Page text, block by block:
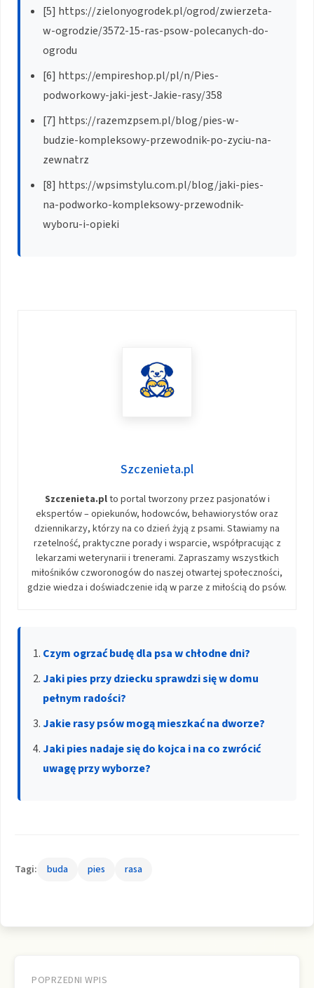
[5] https://zielonyogrodek.pl/ogrod/zwierzeta-
w-ogrodzie/3572-15-ras-psow-polecanych-do-
ogrodu
[6] https://empireshop.pl/pl/n/Pies-
podworkowy-jaki-jest-Jakie-rasy/358
[7] https://razemzpsem.pl/blog/pies-w-
budzie-kompleksowy-przewodnik-po-zyciu-na-
zewnatrz
[8] https://wpsimstylu.com.pl/blog/jaki-pies-
na-podworko-kompleksowy-przewodnik-
wyboru-i-opieki
Szczenieta.pl
Szczenieta.plto portal tworzony przez pasjonatów i
ekspertów – opiekunów, hodowców, behawiorystów oraz
dziennikarzy, którzy na co dzień żyją z psami. Stawiamy na
rzetelność, praktyczne porady i wsparcie, współpracując z
lekarzami weterynarii i trenerami. Zapraszamy wszystkich
miłośników czworonogów do naszej otwartej społeczności,
gdzie wiedza i doświadczenie idą w parze z miłością do psów.
Czym ogrzać budę dla psa w chłodne dni?
Jaki pies przy dziecku sprawdzi się w domu
pełnym radości?
Jakie rasy psów mogą mieszkać na dworze?
Jaki pies nadaje się do kojca i na co zwrócić
uwagę przy wyborze?
Tagi: buda pies rasa
POPRZEDNI WPIS